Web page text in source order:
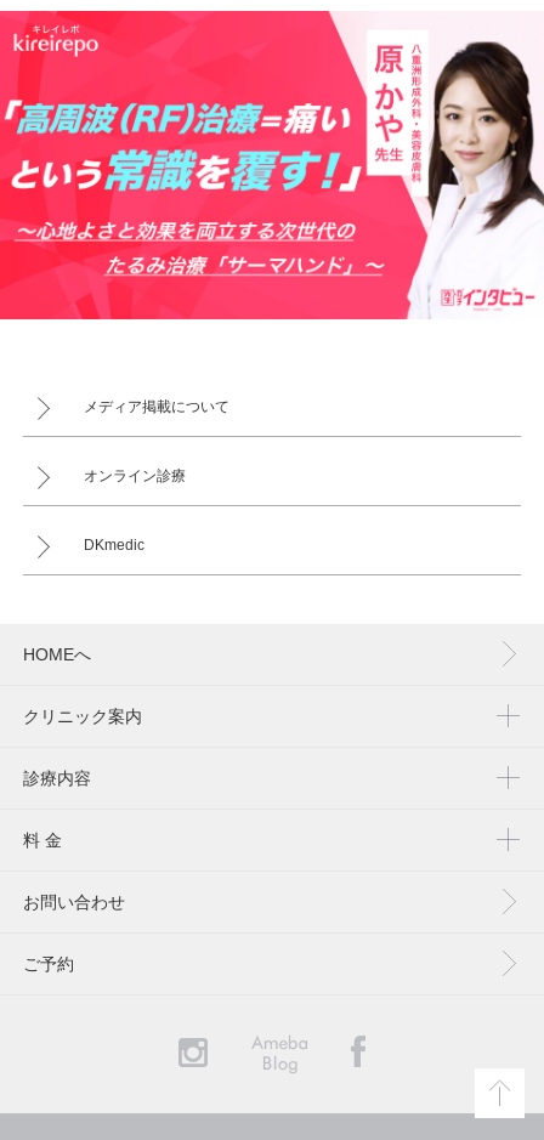
メディア掲載について
オンライン診療
DKmedic
HOMEへ
クリニック案内
診療内容
料 金
お問い合わせ
ご予約